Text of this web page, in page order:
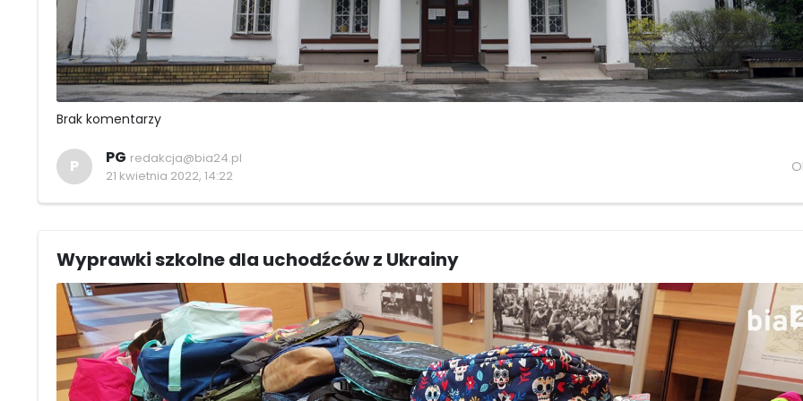
Brak komentarzy
P PG redakcja@bia24.pl
21 kwietnia 2022, 14:22
Wyprawki szkolne dla uchodźców z Ukrainy